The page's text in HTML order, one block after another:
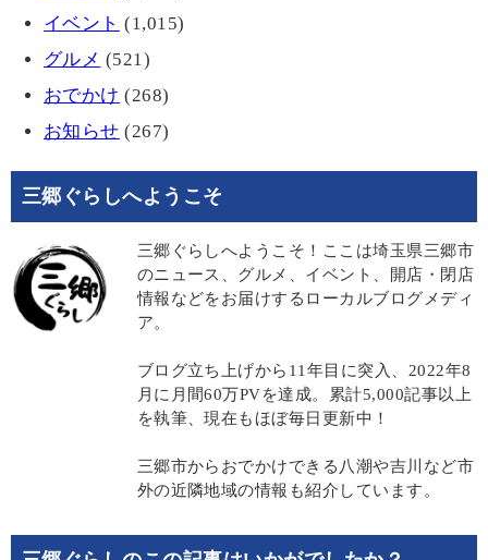
イベント (1,015)
グルメ (521)
おでかけ (268)
お知らせ (267)
三郷ぐらしへようこそ
三郷ぐらしへようこそ！ここは埼玉県三郷市
のニュース、グルメ、イベント、開店・閉店
情報などをお届けするローカルブログメディ
ア。
ブログ立ち上げから11年目に突入、2022年8
月に月間60万PVを達成。累計5,000記事以上
を執筆、現在もほぼ毎日更新中！
三郷市からおでかけできる八潮や吉川など市
外の近隣地域の情報も紹介しています。